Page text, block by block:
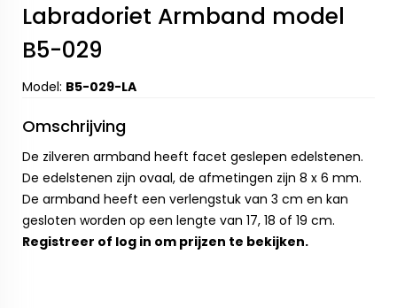
Labradoriet Armband model
B5-029
Model: B5-029-LA
Omschrijving
De zilveren armband heeft facet geslepen edelstenen.
De edelstenen zijn ovaal, de afmetingen zijn 8 x 6 mm.
De armband heeft een verlengstuk van 3 cm en kan
gesloten worden op een lengte van 17, 18 of 19 cm.
Registreer of log in om prijzen te bekijken.